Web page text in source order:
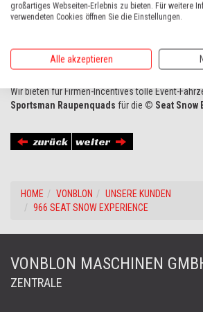
Wir bieten für Firmen-Incentives tolle Event-
Sportsman Raupenquads für die © Seat Snow
zurück weiter
HOME VONBLON
UNSERE KUNDEN
966 SEAT SNOW EXPERIENCE
VONBLON MASCHINEN
ZENTRALE
großartiges Webseiten-Erlebnis zu bieten. Für weitere
verwendeten Cookies öffnen Sie die Einstellungen.
Alle akzeptieren